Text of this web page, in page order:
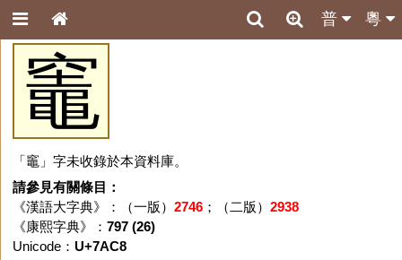
粵
普
竈
「竈」字未收錄於本資料庫。
請參見有關條目：
《漢語大字典》：（一版） 2746；（二版） 2938
《康熙字典》： 797 (26)
Unicode： U+7AC8